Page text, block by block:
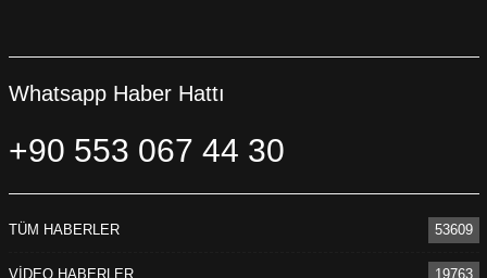
Whatsapp Haber Hattı
+90 553 067 44 30
TÜM HABERLER 53609
VİDEO HABERLER 19763